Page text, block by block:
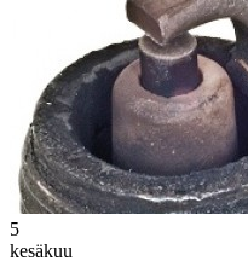
5
kesäkuu